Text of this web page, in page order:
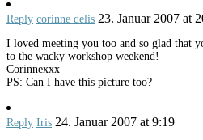
Reply corinne delis 23. Januar 2007 at
I loved meeting you too and so glad that
to the wacky workshop weekend!
Corinnexxx
PS: Can I have this picture too?
Reply Iris 24. Januar 2007 at 9:19